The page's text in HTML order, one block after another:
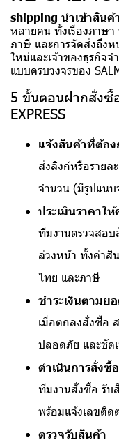
shipping นําเข้าสิน
หลายคน ทั้งเรื่องภาษา
ภาษี และการจัดส่งถึง
ใหม่และเจ้าของธุรกิจ
แบบครบวงจรของ
5 ขั้นตอนฝากสั่งซื้
EXPRESS
แจ้งสินค้าที่ต้อง
ส่งลิงก์หรือรายล
จำนวน (มีรูปแนบ
ประเมินราคาใ
ทีมงานตรวจสอบ
ล่วงหน้า ทั้งค่าสิ
ไทย และภาษี
ชำระเงินตามย
เมื่อตกลงสั่งซื้อ
ปลอดภัย และชัด
ดำเนินการสั่งซื้
ทีมงานสั่งซื้อ รับ
พร้อมแจ้งเลขติด
ตรวจรับสินค้า